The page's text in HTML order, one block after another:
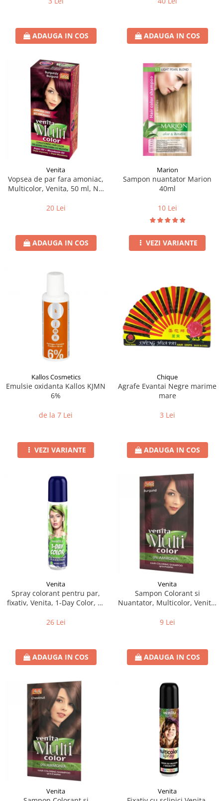
ADAUGA IN COS ADAUGA IN COS
Venita
Vopsea de par fara amoniac,
Multicolor, Venita, 50 ml, Nr.
20 Lei
ADAUGA IN COS
Marion
Sampon nuantator Marion
40ml
10 Lei
VEZI VARIANTE
Kallos Cosmetics
Emulsie oxidanta Kallos KJMN
6%
de la 7 Lei
VEZI VARIANTE
Chique
Agrafe Evantai Negre marime
mare
3 Lei
ADAUGA IN COS
Venita
Spray colorant pentru par,
fixativ, Venita, 1-Day Color, nr
26 Lei
ADAUGA IN COS
Venita
Sampon Colorant si
Nuantator, Multicolor, Venita,
9 Lei
ADAUGA IN COS
Venita Venita